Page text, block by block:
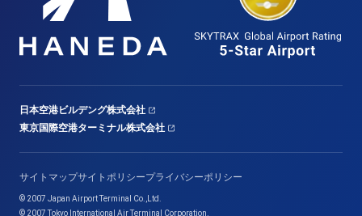
日本空港ビルデング株式会社
東京国際空港ターミナル株式会社
サイトマップサイトポリシープライバシーポリシー
© 2007 Japan Airport Terminal Co.,Ltd.
© 2007 Tokyo International Air Terminal Corporation.